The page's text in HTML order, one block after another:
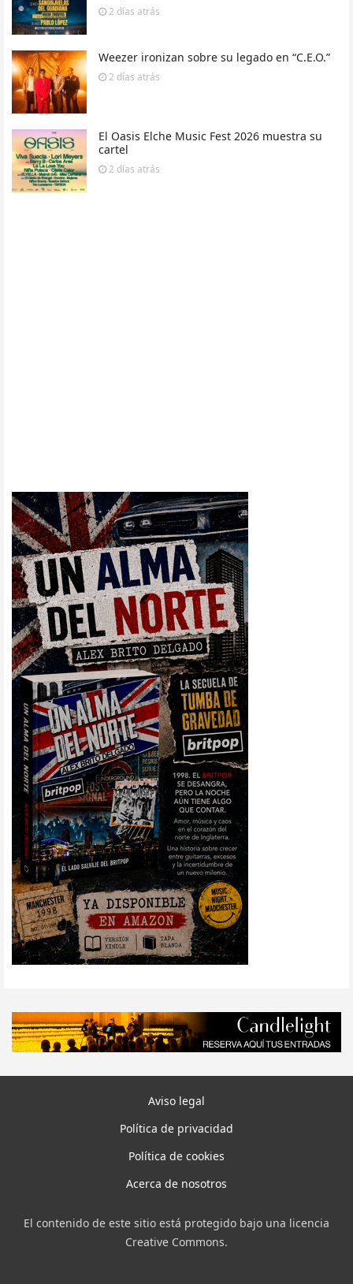
2 días atrás
Weezer ironizan sobre su legado en “C.E.O.”
2 días atrás
El Oasis Elche Music Fest 2026 muestra su
cartel
2 días atrás
Aviso legal
Política de privacidad
Política de cookies
Acerca de nosotros
El contenido de este sitio está protegido bajo una licencia
Creative Commons.